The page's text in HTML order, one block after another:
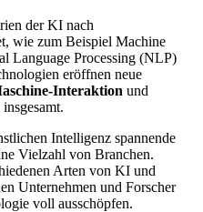
der KI nach
wie zum Beispiel Machine
Language Processing (NLP)
eröffnen neue
Interaktion und
Intelligenz spannende
Vielzahl von Branchen.
Arten von KI und
Unternehmen und Forscher
voll ausschöpfen.